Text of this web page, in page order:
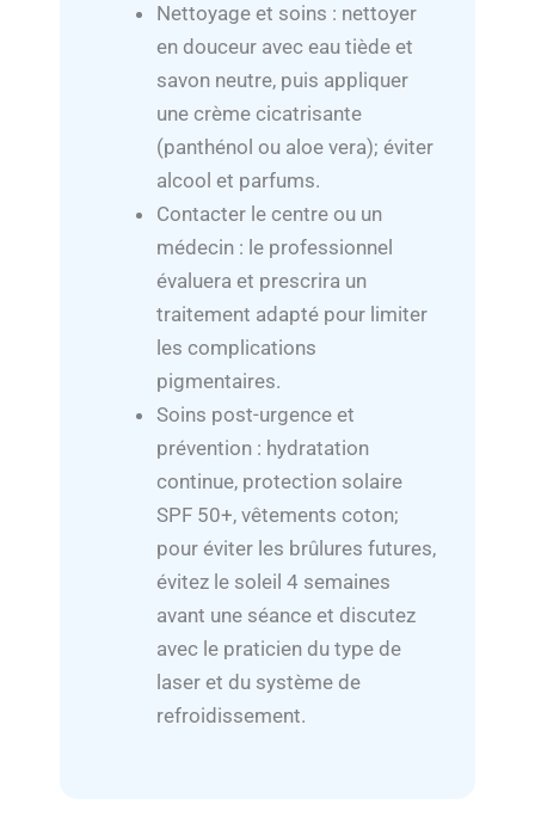
Nettoyage et soins : nettoyer
en douceur avec eau tiède et
savon neutre, puis appliquer
une crème cicatrisante
(panthénol ou aloe vera); éviter
alcool et parfums.
Contacter le centre ou un
médecin : le professionnel
évaluera et prescrira un
traitement adapté pour limiter
les complications
pigmentaires.
Soins post-urgence et
prévention : hydratation
continue, protection solaire
SPF 50+, vêtements coton;
pour éviter les brûlures futures,
évitez le soleil 4 semaines
avant une séance et discutez
avec le praticien du type de
laser et du système de
refroidissement.